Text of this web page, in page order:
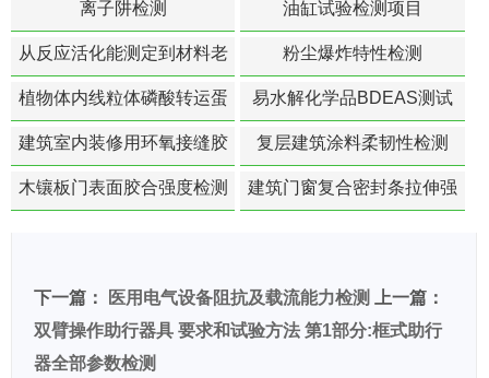
离子阱检测 油缸试验检测项目
从反应活化能测定到材料老
化寿命预测的经典模型
粉尘爆炸特性检测
植物体内线粒体磷酸转运蛋
白活性检测
易水解化学品BDEAS测试
建筑室内装修用环氧接缝胶
苯含量检测
复层建筑涂料柔韧性检测
木镶板门表面胶合强度检测
建筑门窗复合密封条拉伸强
下一篇： 医用电气设备阻抗及载流能力检测
上一篇：
双臂操作助行器具 要求和试验方法 第1部分:框式助行
器全部参数检测